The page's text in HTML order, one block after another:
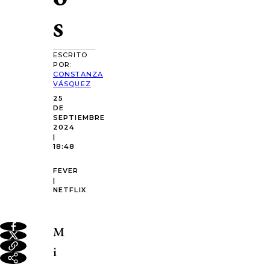
s
ESCRITO
POR:
CONSTANZA
VÁSQUEZ
25
DE
SEPTIEMBRE
2024
|
18:48
FEVER
|
NETFLIX
M
i